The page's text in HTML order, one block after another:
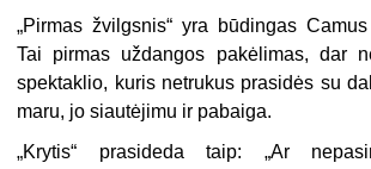
„Pirmas žvilgsnis“ yra būdingas
Tai pirmas uždangos pakėlimas, dar
spektaklio, kuris netrukus prasidės su
maru, jo siautėjimu ir pabaiga.
„Krytis“ prasideda taip: „Ar